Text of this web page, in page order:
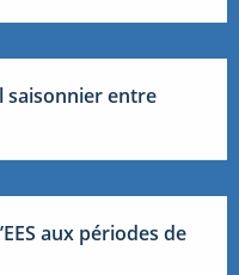
saisonnier entre
aux périodes de